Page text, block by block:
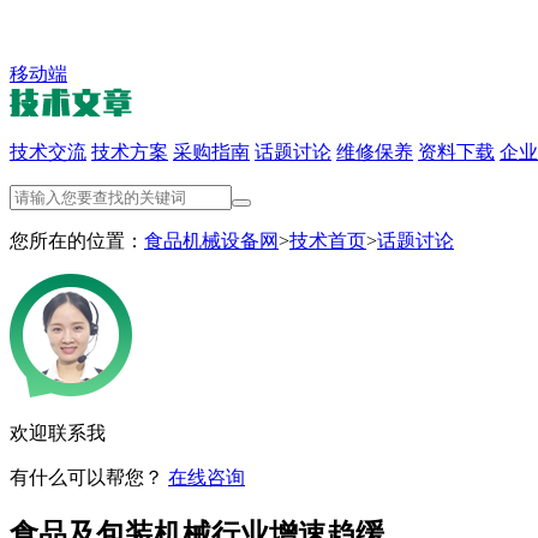
移动端
技术交流 技术方案 采购指南 话题讨论 维修保养 资料下载 企
您所在的位置： 食品机械设备网>技术首页>话题讨论
欢迎联系我
有什么可以帮您？ 在线咨询